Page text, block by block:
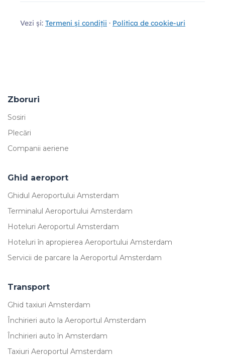
Vezi și: Termeni și condiții · Politica de cookie-uri
Zboruri
Sosiri
Plecări
Companii aeriene
Ghid aeroport
Ghidul Aeroportului Amsterdam
Terminalul Aeroportului Amsterdam
Hoteluri Aeroportul Amsterdam
Hoteluri în apropierea Aeroportului Amsterdam
Servicii de parcare la Aeroportul Amsterdam
Transport
Ghid taxiuri Amsterdam
Închirieri auto la Aeroportul Amsterdam
Închirieri auto în Amsterdam
Taxiuri Aeroportul Amsterdam